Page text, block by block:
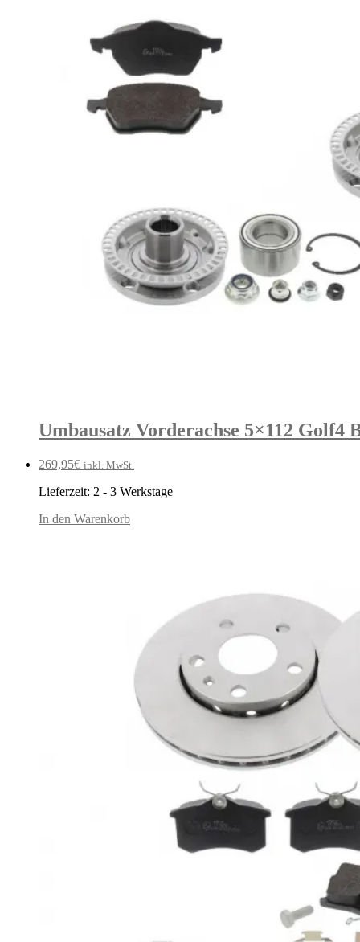
Umbausatz Vorderachse 5×112 Golf4
269,95€ inkl. MwSt.
Lieferzeit: 2 - 3 Werkstage
In den Warenkorb